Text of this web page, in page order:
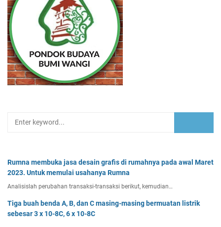
Rumna membuka jasa desain grafis di rumahnya pada awal Maret
2023. Untuk memulai usahanya Rumna
Analisislah perubahan transaksi-transaksi berikut, kemudian…
Tiga buah benda A, B, dan C masing-masing bermuatan listrik
sebesar 3 x 10-8C, 6 x 10-8C